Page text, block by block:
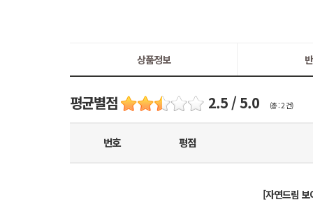
상품정보
평균별점 2.5 / 5.0 (총 : 2 건)
번호 평점
[자연드림 보